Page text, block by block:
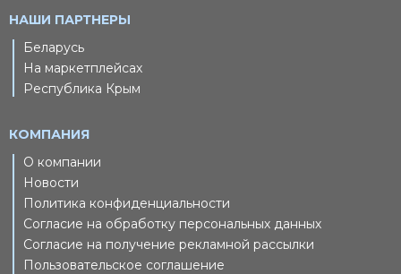
НАШИ ПАРТНЕРЫ
Беларусь
На маркетплейсах
Республика Крым
КОМПАНИЯ
О компании
Новости
Политика конфиденциальности
Согласие на обработку персональных данных
Согласие на получение рекламной рассылки
Пользовательское соглашение